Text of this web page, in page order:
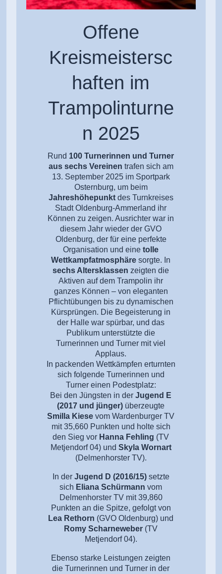
Offene
Kreismeistersc
haften im
Trampolinturne
n 2025
Rund 100 Turnerinnen und Turner
aus sechs Vereinen trafen sich am
13. September 2025 im Sportpark
Osternburg, um beim
Jahreshöhepunktdes Turnkreises
Stadt Oldenburg-Ammerland ihr
Können zu zeigen. Ausrichter war in
diesem Jahr wieder der GVO
Oldenburg, der für eine perfekte
Organisation und einetolle
Wettkampfatmosphäre sorgte. In
sechs Altersklassen zeigten die
Aktiven auf dem Trampolin ihr
ganzes Können – von eleganten
Pflichtübungen bis zu dynamischen
Kürsprüngen. Die Begeisterung in
der Halle war spürbar, und das
Publikum unterstützte die
Turnerinnen und Turner mit viel
Applaus.
In packenden Wettkämpfen erturnten
sich folgende Turnerinnen und
Turner einen Podestplatz:
Bei den Jüngsten in derJugend E
(2017 und jünger) überzeugte
Smilla Kiese vom Wardenburger TV
mit 35,660 Punkten und holte sich
den Sieg vor Hanna Fehling (TV
Metjendorf 04) und Skyla Wornart
(Delmenhorster TV).
In der Jugend D (2016/15)setzte
sich Eliana Schürmann vom
Delmenhorster TV mit 39,860
Punkten an die Spitze, gefolgt von
Lea Rethorn (GVO Oldenburg) und
Romy Scharneweber (TV
Metjendorf 04).
Ebenso starke Leistungen zeigten
die Turnerinnen und Turner in der